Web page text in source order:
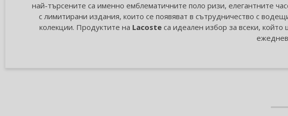
най-търсените са именно емблематичните поло ризи, елегантните
с лимитирани издания, които се появяват в сътрудничество с
колекции. Продуктите на Lacosteса идеален избор за всеки, който